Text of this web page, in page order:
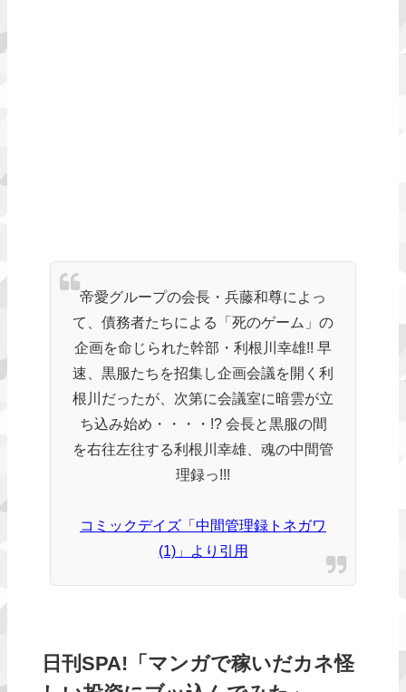
帝愛グループの会長・兵藤和尊によっ
て、債務者たちによる「死のゲーム」の
企画を命じられた幹部・利根川幸雄!! 早
速、黒服たちを招集し企画会議を開く利
根川だったが、次第に会議室に暗雲が立
ち込み始め・・・・!? 会長と黒服の間
を右往左往する利根川幸雄、魂の中間管
理録っ!!!
コミックデイズ「中間管理録トネガワ
(1)」より引用
日刊SPA!「マンガで稼いだカネ怪